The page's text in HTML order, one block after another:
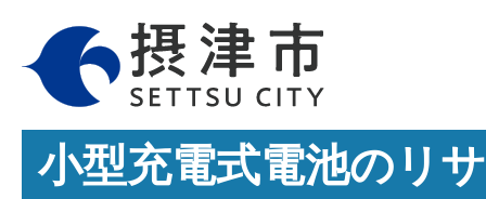
小型充電式電池のリ